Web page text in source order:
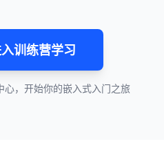
训练营学习
心，开始你的嵌入式入门之旅